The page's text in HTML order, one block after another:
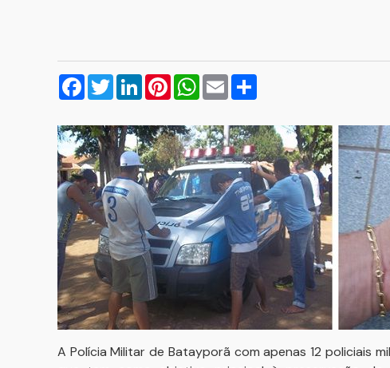
Facebook
TwitterLinkedInPinterestWhatsApp
Email
A Polícia Militar de Batayporã com apenas 12 policiais